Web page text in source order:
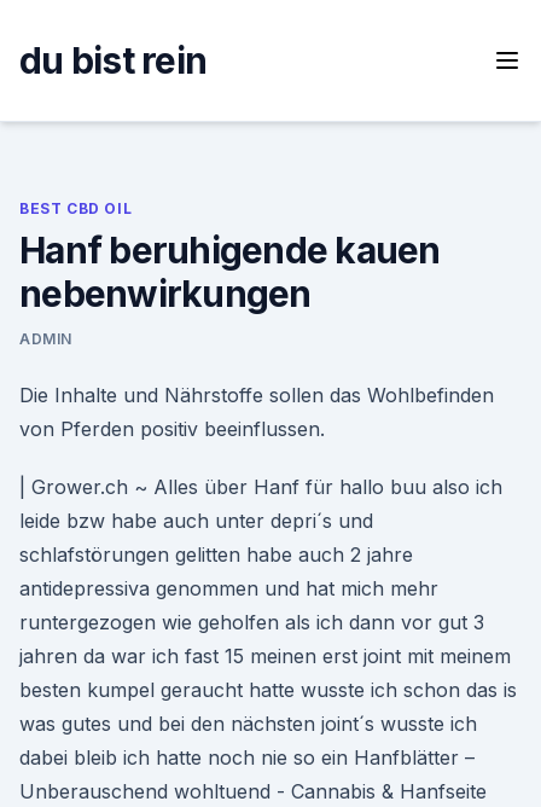
content
du bist rein
BEST CBD OIL
Hanf beruhigende kauen
nebenwirkungen
ADMIN
Die Inhalte und Nährstoffe sollen das Wohlbefinden
von Pferden positiv beeinflussen.
| Grower.ch ~ Alles über Hanf für hallo buu also ich
leide bzw habe auch unter depri´s und
schlafstörungen gelitten habe auch 2 jahre
antidepressiva genommen und hat mich mehr
runtergezogen wie geholfen als ich dann vor gut 3
jahren da war ich fast 15 meinen erst joint mit meinem
besten kumpel geraucht hatte wusste ich schon das is
was gutes und bei den nächsten joint´s wusste ich
dabei bleib ich hatte noch nie so ein Hanfblätter –
Unberauschend wohltuend - Cannabis & Hanfseite